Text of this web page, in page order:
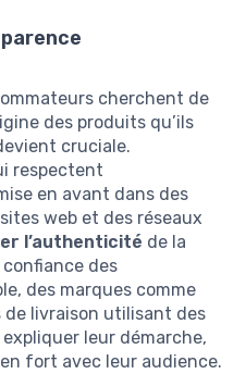
cherchent de
des produits qu’ils
cruciale.
respectent
en avant dans des
web et des réseaux
l’authenticité de la
des
des marques comme
livraison utilisant des
leur démarche,
fort avec leur audience.